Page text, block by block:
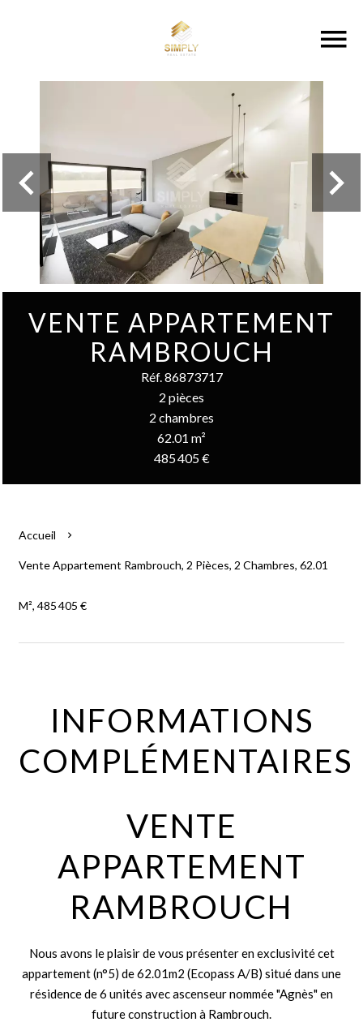
VENTE APPARTEMENT
RAMBROUCH
Réf. 86873717
2 pièces
2 chambres
62.01 m²
485 405 €
Accueil
Vente Appartement Rambrouch, 2 Pièces, 2 Chambres, 62.01
M², 485 405 €
INFORMATIONS
COMPLÉMENTAIRES
VENTE
APPARTEMENT
RAMBROUCH
Nous avons le plaisir de vous présenter en exclusivité cet
appartement (n°5) de 62.01m2 (Ecopass A/B) situé dans une
résidence de 6 unités avec ascenseur nommée "Agnès" en
future construction à Rambrouch.